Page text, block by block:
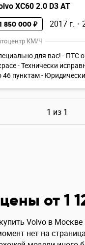
XC60 2.0 D3 AT
850 000 ₽ 2017 г.
КМ/Ч
для вас! - ПТС
- Технически
46 пунктам -
1 из 1
от 1
Volvo в
нет на